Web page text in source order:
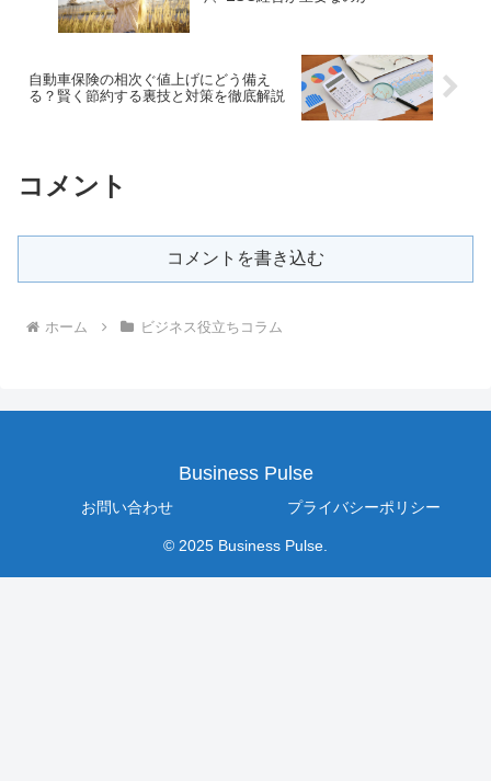
自動車保険の相次ぐ値上げにどう備え
る？賢く節約する裏技と対策を徹底解説
コメント
コメントを書き込む
ホーム ビジネス役立ちコラム
Business Pulse
お問い合わせ プライバシーポリシー
© 2025 Business Pulse.